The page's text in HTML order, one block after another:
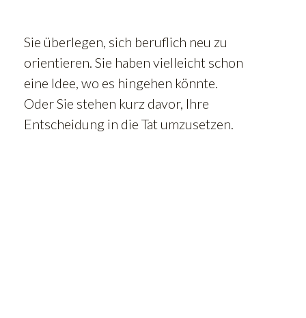
Sie überlegen, sich beruflich neu zu
orientieren. Sie haben vielleicht schon
eine Idee, wo es hingehen könnte.
Oder Sie stehen kurz davor, Ihre
Entscheidung in die Tat umzusetzen.